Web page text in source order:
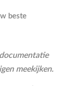
beste
meekijken.